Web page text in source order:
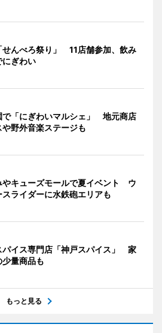
せんべろ祭り」 11店舗参加、飲み
にぎわい
で「にぎわいマルシェ」 地元商店
野外音楽ステージも
やキューズモールで夏イベント ウ
ライダーに水鉄砲エリアも
パイス専門店「神戸スパイス」 家
少量商品も
もっと見る